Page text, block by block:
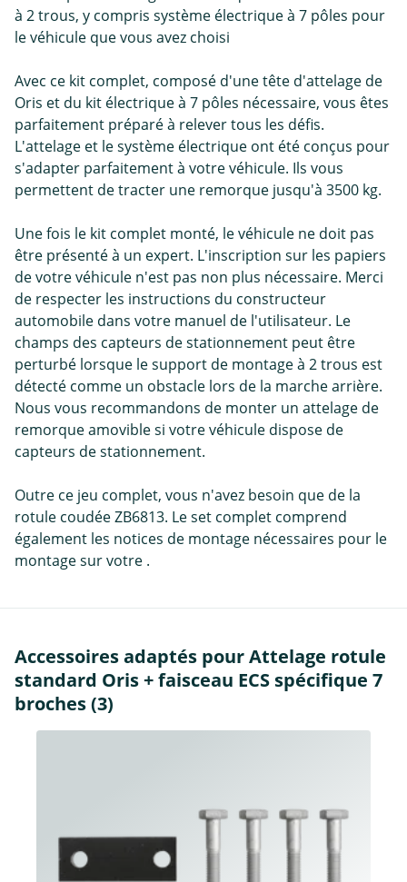
à 2 trous, y compris système électrique à 7 pôles pour
le véhicule que vous avez choisi
Avec ce kit complet, composé d'une tête d'attelage de
Oris et du kit électrique à 7 pôles nécessaire, vous êtes
parfaitement préparé à relever tous les défis.
L'attelage et le système électrique ont été conçus pour
s'adapter parfaitement à votre véhicule. Ils vous
permettent de tracter une remorque jusqu'à 3500 kg.
Une fois le kit complet monté, le véhicule ne doit pas
être présenté à un expert. L'inscription sur les papiers
de votre véhicule n'est pas non plus nécessaire. Merci
de respecter les instructions du constructeur
automobile dans votre manuel de l'utilisateur. Le
champs des capteurs de stationnement peut être
perturbé lorsque le support de montage à 2 trous est
détecté comme un obstacle lors de la marche arrière.
Nous vous recommandons de monter un attelage de
remorque amovible si votre véhicule dispose de
capteurs de stationnement.
Outre ce jeu complet, vous n'avez besoin que de la
rotule coudée ZB6813. Le set complet comprend
également les notices de montage nécessaires pour le
montage sur votre .
Accessoires adaptés pour Attelage rotule
standard Oris + faisceau ECS spécifique 7
broches (3)